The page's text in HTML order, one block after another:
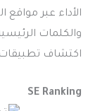
الأداء عبر مواقع
والكلمات
اكتشاف
SE Ranking